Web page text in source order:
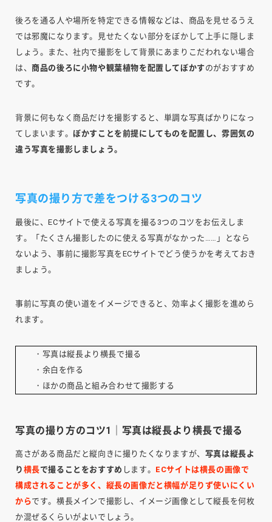
後ろを通る人や場所を特定できる情報などは、商品を見せるうえ
では邪魔になります。見せたくない部分をぼかして上手に隠しま
しょう。また、社内で撮影をして背景にあまりこだわれない場合
は、商品の後ろに小物や観葉植物を配置してぼかすのがおすすめ
です。
背景に何もなく商品だけを撮影すると、単調な写真ばかりになっ
てしまいます。ぼかすことを前提にしてものを配置し、雰囲気の
違う写真を撮影しましょう。
写真の撮り方で差をつける3つのコツ
最後に、ECサイトで使える写真を撮る3つのコツをお伝えしま
す。「たくさん撮影したのに使える写真がなかった……」となら
ないよう、事前に撮影写真をECサイトでどう使うかを考えておき
ましょう。
事前に写真の使い道をイメージできると、効率よく撮影を進めら
れます。
・写真は縦長より横長で撮る
・余白を作る
・ほかの商品と組み合わせて撮影する
写真の撮り方のコツ1｜写真は縦長より横長で撮る
高さがある商品だと縦向きに撮りたくなりますが、 写真は縦長よ
り 横長で撮ることをおすすめ します。 ECサイトは横長の画像で
構成されることが多く、縦長の画像だと横幅が足りず使いにくい
からです。横長メインで撮影し、イメージ画像として縦長を何枚
か混ぜるくらいがよいでしょう。